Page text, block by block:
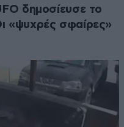
δημοσίευσε το
«ψυχρές σφαίρες»